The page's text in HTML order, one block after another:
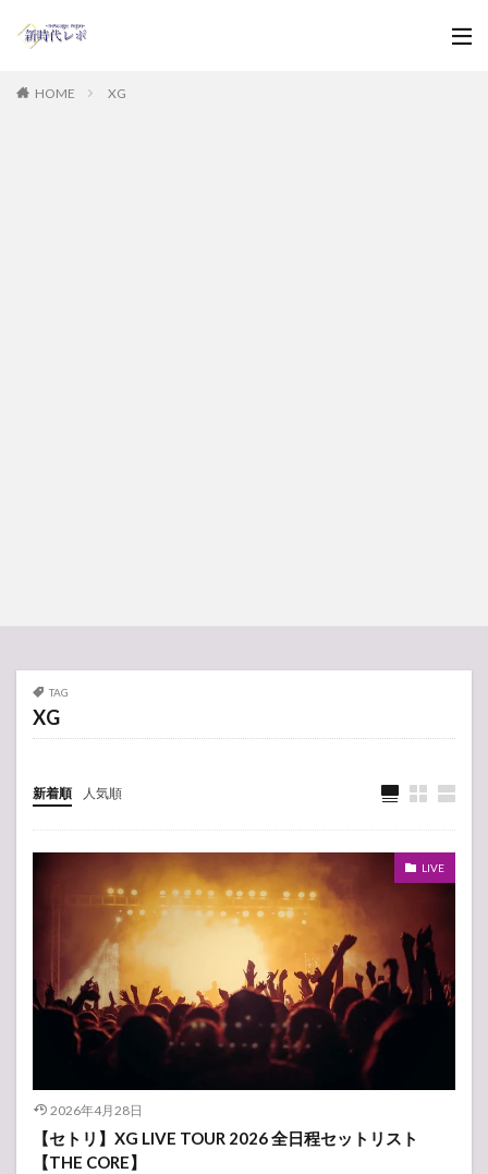
HOME XG
TAG
XG
新着順 人気順
LIVE
2026年4月28日
【セトリ】XG LIVE TOUR 2026 全日程セットリスト
【THE CORE】